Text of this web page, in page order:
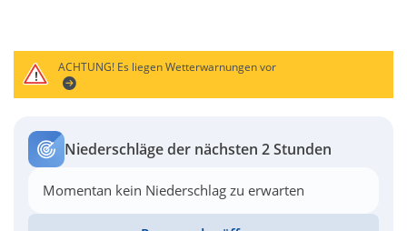
ACHTUNG!Es liegen Wetterwarnungen vor
Niederschläge der nächsten 2 Stunden
Momentan kein Niederschlag zu erwarten